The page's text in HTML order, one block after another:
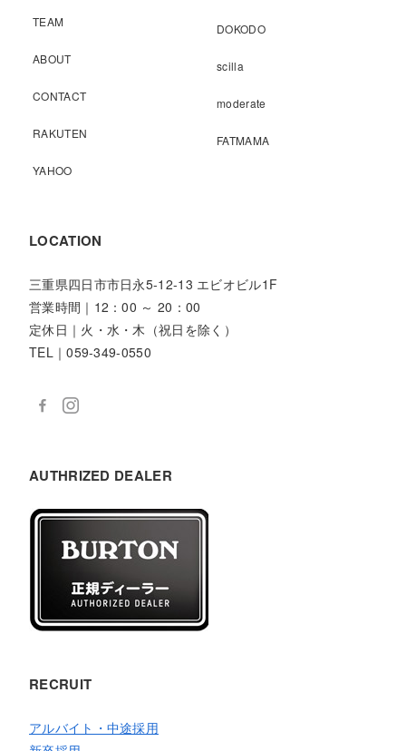
TEAM
ABOUT
CONTACT
RAKUTEN
YAHOO
DOKODO
scilla
moderate
FATMAMA
LOCATION
三重県四日市市日永5-12-13 エビオビル1F
営業時間｜12：00 ～ 20：00
定休日｜火・水・木（祝日を除く）
TEL｜059-349-0550
AUTHRIZED DEALER
RECRUIT
アルバイト・中途採用